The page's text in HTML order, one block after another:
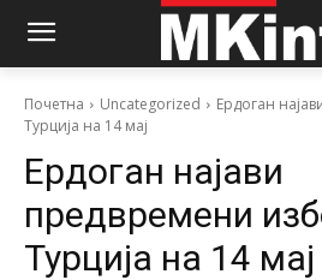
Почетна Uncategorized
Ердоган
Турција на 14 мај
Ердоган најави
предвремени
Турција на 14 мај